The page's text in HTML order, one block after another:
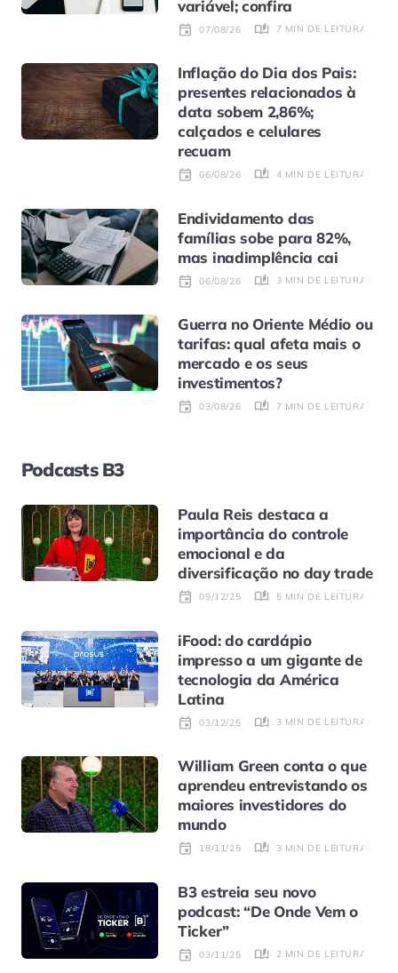
variável; confira
07/08/26 7 MIN DE LEITURA
Inflação do Dia dos Pais:
presentes relacionados à
data sobem 2,86%;
calçados e celulares
recuam
06/08/26 4 MIN DE LEITURA
Endividamento das
famílias sobe para 82%,
mas inadimplência cai
06/08/26 3 MIN DE LEITURA
Guerra no Oriente Médio ou
tarifas: qual afeta mais o
mercado e os seus
investimentos?
03/08/26 7 MIN DE LEITURA
Podcasts B3
Paula Reis destaca a
importância do controle
emocional e da
diversificação no day trade
09/12/25 5 MIN DE LEITURA
iFood: do cardápio
impresso a um gigante de
tecnologia da América
Latina
03/12/25 3 MIN DE LEITURA
William Green conta o que
aprendeu entrevistando os
maiores investidores do
mundo
18/11/25 3 MIN DE LEITURA
B3 estreia seu novo
podcast: “De Onde Vem o
Ticker”
03/11/25 2 MIN DE LEITURA